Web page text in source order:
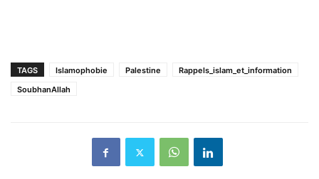
TAGS Islamophobie Palestine
Rappels_islam_et_information
SoubhanAllah